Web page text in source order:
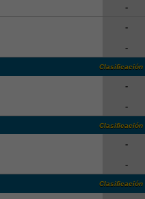
-
-
-
Clasificación
-
-
Clasificación
-
-
Clasificación